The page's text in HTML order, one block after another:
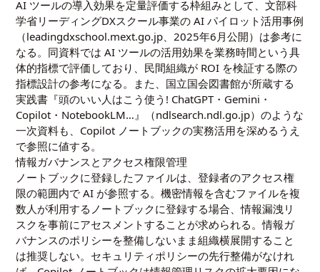
AI ツールの導入効果を定量評価する枠組みとして、文部科
学省リーディングDXスクール事業の AI パイロット活用事例
（leadingdxschool.mext.go.jp、2025年6月公開）は参考に
なる。同資料では AI ツールの活用効果を業務時間という具
体的指標で評価しており、民間組織が ROI を検証する際の
指標設計の参考になる。また、国立国会図書館が所蔵する
実践書『頭のいい人はこう使う! ChatGPT・Gemini・
Copilot・NotebookLM…』（ndlsearch.ndl.go.jp）のような
一次資料も、Copilot ノートブックの実務活用を深めるうえ
で参照に値する。
情報ガバナンスとアクセス権限管理
ノートブックに登録したファイルは、登録者のアクセス権
限の範囲内で AI が参照する。機密情報を含むファイルを複
数人が利用するノートブックに登録する場合、情報漏洩リ
スクを事前にアセスメントすることが求められる。情報ガ
バナンスのポリシーを整備しないまま組織横展開すること
は推奨しない。セキュリティポリシーの先行整備がなけれ